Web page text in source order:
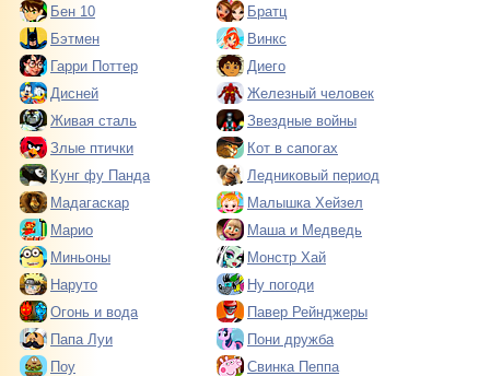
Бен 10
Братц
Бэтмен
Винкс
Гарри Поттер
Диего
Дисней
Железный человек
Живая сталь
Звездные войны
Злые птички
Кот в сапогах
Кунг фу Панда
Ледниковый период
Мадагаскар
Малышка Хейзел
Марио
Маша и Медведь
Миньоны
Монстр Хай
Наруто
Ну погоди
Огонь и вода
Павер Рейнджеры
Папа Луи
Пони дружба
Поу
Свинка Пеппа